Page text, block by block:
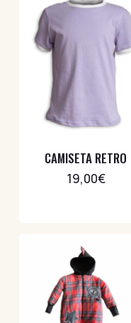
CAMISETA RETRO
19,00€